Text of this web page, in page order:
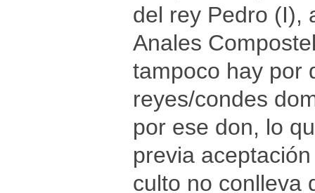
del rey Pedro (I),
Anales
tampoco hay por
reyes/condes
por ese don, lo
previa
culto no conlleva